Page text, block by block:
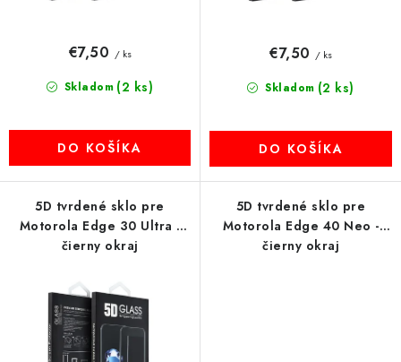
Podmienky ochrany osobných údajov
Reklamácia Kontakty
Skladom (2 ks)
€7,50 / ks
DO KOŠÍKA
Skladom (2 ks)
€7,50 / ks
DO KOŠÍKA
5D tvrdené sklo pre
Motorola Edge 30 Ultra -
čierny okraj
5D tvrdené sklo pre
Motorola Edge 40 Neo -
čierny okraj